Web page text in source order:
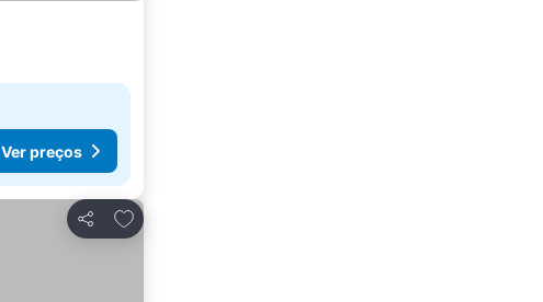
Ver preços
Partilhar
Adicionar aos favoritos